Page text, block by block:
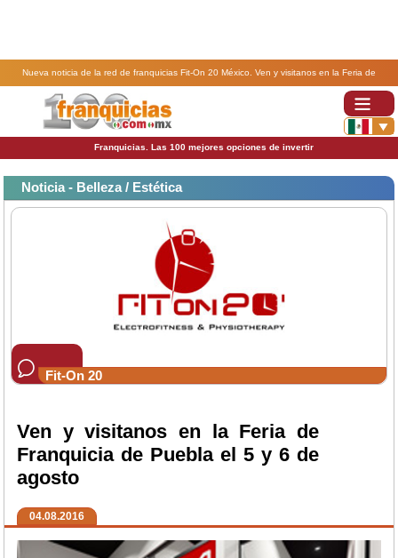
Nueva noticia de la red de franquicias Fit-On 20 México. Ven y visitanos en la Feria de
Franquicia de Puebla el 5 y 6 de agosto.
Franquicias. Las 100 mejores opciones de invertir
Noticia - Belleza / Estética
Fit-On 20
Ven y visitanos en la Feria de
Franquicia de Puebla el 5 y 6 de
agosto
04.08.2016